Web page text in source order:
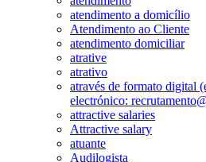
atendimento a domicílio
Atendimento ao Cliente
atendimento domiciliar
atrative
atrativo
através de formato digital
electrónico:
attractive salaries
Attractive salary
atuante
Audilogista